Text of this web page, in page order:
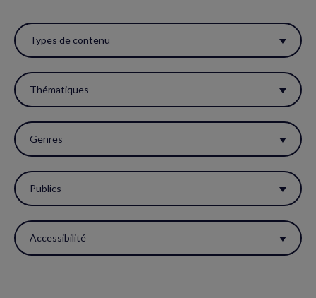
ces
filtres
pour
réactualiser
la
page.
Types de contenu
Thématiques
Genres
Publics
Accessibilité